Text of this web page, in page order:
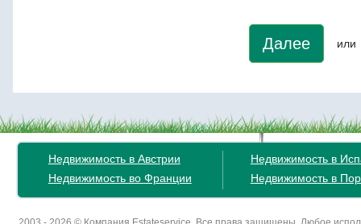
Далее или
Недвижимость в Австрии
Недвижимость во Франции
Недвижимость в
Недвижимость в